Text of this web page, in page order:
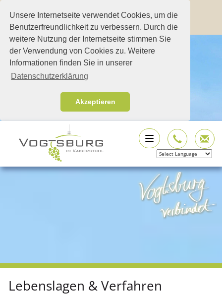
Unsere Internetseite verwendet Cookies, um die
Benutzerfreundlichkeit zu verbessern. Durch die
weitere Nutzung der Internetseite stimmen Sie
der Verwendung von Cookies zu. Weitere
Informationen finden Sie in unserer
Datenschutzerklärung
Akzeptieren
Lebenslagen & Verfahren